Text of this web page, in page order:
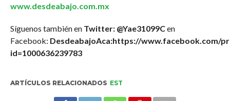
www.desdeabajo.com.mx
Síguenos también en Twitter: @Yae31099Cen
Facebook: DesdeabajoAca:https://www.facebook.com/
id=1000636239783
ARTÍCULOS RELACIONADOS EST